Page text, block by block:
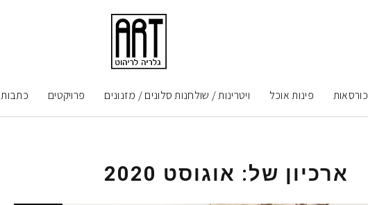
כורסאות פינות אוכל ויטרינות / שולחנות סלונים / מזנונים פרויקטים כתבות
ארכיון של: אוגוסט 2020